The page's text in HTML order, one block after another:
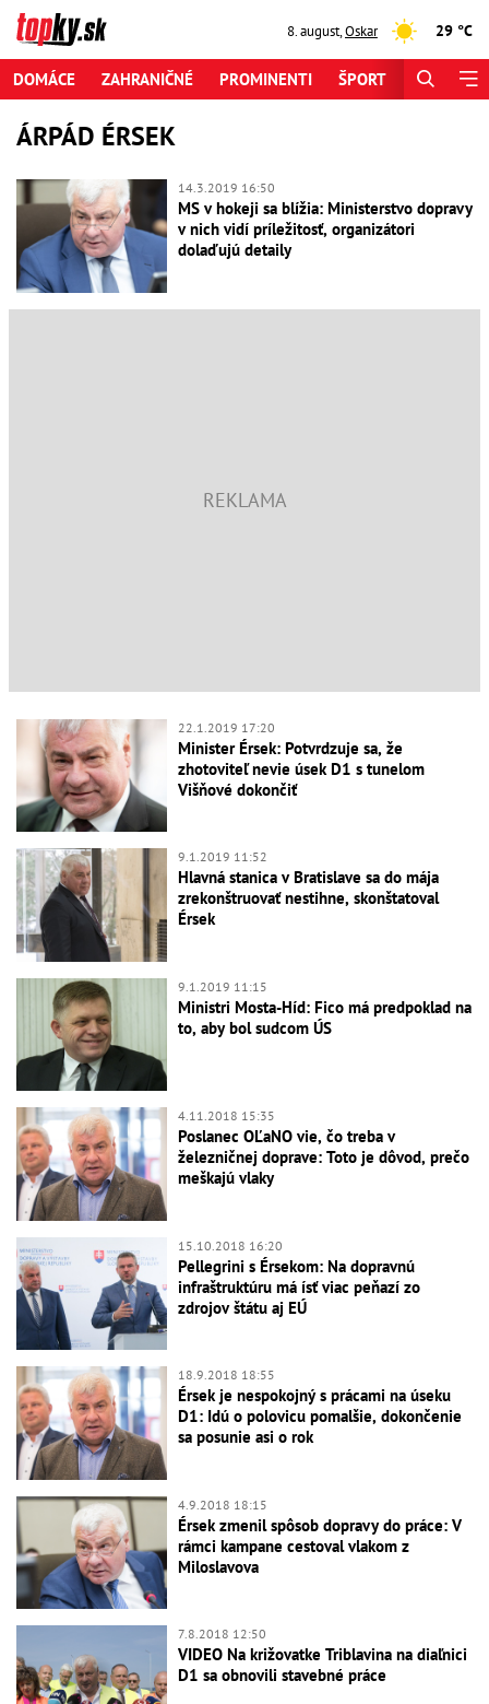
8. august,Oskar 29 °C
DOMÁCE ZAHRANIČNÉ PROMINENTI ŠPORT
ÁRPÁD ÉRSEK
14.3.2019 16:50
MS v hokeji sa blížia: Ministerstvo dopravy
v nich vidí príležitosť, organizátori
dolaďujú detaily
22.1.2019 17:20
Minister Érsek: Potvrdzuje sa, že
zhotoviteľ nevie úsek D1 s tunelom
Višňové dokončiť
9.1.2019 11:52
Hlavná stanica v Bratislave sa do mája
zrekonštruovať nestihne, skonštatoval
Érsek
9.1.2019 11:15
Ministri Mosta-Híd: Fico má predpoklad na
to, aby bol sudcom ÚS
4.11.2018 15:35
Poslanec OĽaNO vie, čo treba v
železničnej doprave: Toto je dôvod, prečo
meškajú vlaky
15.10.2018 16:20
Pellegrini s Érsekom: Na dopravnú
infraštruktúru má ísť viac peňazí zo
zdrojov štátu aj EÚ
18.9.2018 18:55
Érsek je nespokojný s prácami na úseku
D1: Idú o polovicu pomalšie, dokončenie
sa posunie asi o rok
4.9.2018 18:15
Érsek zmenil spôsob dopravy do práce: V
rámci kampane cestoval vlakom z
Miloslavova
7.8.2018 12:50
VIDEO Na križovatke Triblavina na diaľnici
D1 sa obnovili stavebné práce